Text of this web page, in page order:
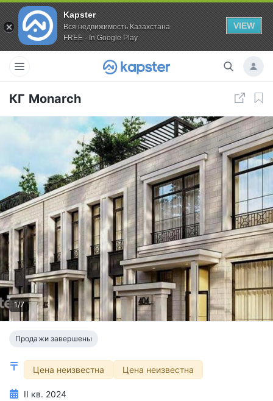
Kapster
Вся недвижимость Казахстана
FREE - In Google Play
VIEW
КГ Monarch
1/7
Продажи завершены
Цена неизвестна Цена неизвестна
II кв. 2024